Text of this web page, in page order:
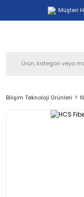
Müşteri
Bilişim Teknoloji Ürünleri